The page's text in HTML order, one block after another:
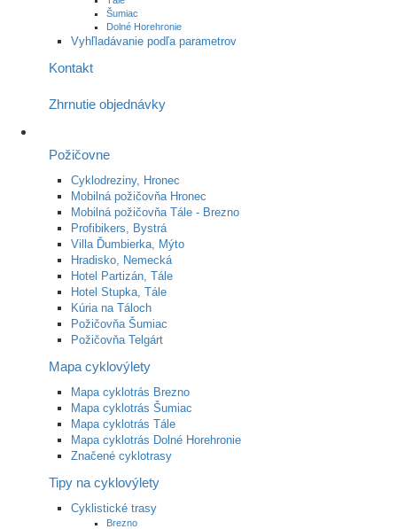
Šumiac
Dolné Horehronie
Vyhľladávanie podľa parametrov
Kontakt
Zhrnutie objednávky
Požičovne
Cyklodreziny, Hronec
Mobilná požičovňa Hronec
Mobilná požičovňa Tále - Brezno
Profibikers, Bystrá
Villa Ďumbierka, Mýto
Hradisko, Nemecká
Hotel Partizán, Tále
Hotel Stupka, Tále
Kúria na Táloch
Požičovňa Šumiac
Požičovňa Telgárt
Mapa cyklovýlety
Mapa cyklotrás Brezno
Mapa cyklotrás Šumiac
Mapa cyklotrás Tále
Mapa cyklotrás Dolné Horehronie
Značené cyklotrasy
Tipy na cyklovýlety
Cyklistické trasy
Brezno